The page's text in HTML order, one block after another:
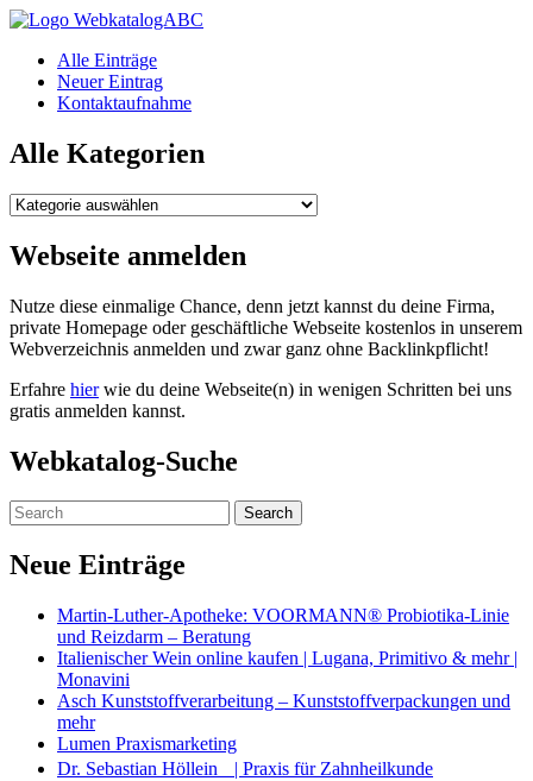
WebkatalogABC
Alle Einträge
Neuer Eintrag
Kontaktaufnahme
Alle Kategorien
Alle
Webseite anmelden
Nutze diese einmalige Chance, denn jetzt kannst du deine Firma,
private Homepage oder geschäftliche Webseite kostenlos in unserem
Webverzeichnis anmelden und zwar ganz ohne Backlinkpflicht!
Erfahre hierwie du deine Webseite(n) in wenigen Schritten bei uns
gratis anmelden kannst.
Webkatalog-Suche
Neue Einträge
Martin-Luther-Apotheke: VOORMANN® Probiotika-Linie
und Reizdarm – Beratung
Italienischer Wein online kaufen | Lugana, Primitivo & mehr |
Monavini
Asch Kunststoffverarbeitung – Kunststoffverpackungen und
mehr
Lumen Praxismarketing
Dr. Sebastian Höllein | Praxis für Zahnheilkunde